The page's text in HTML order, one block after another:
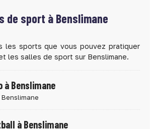
de sport à Benslimane
les sports que vous pouvez pratiquer
les salles de sport sur Benslimane.
à Benslimane
à Benslimane